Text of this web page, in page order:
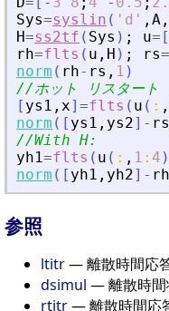
Sys=syslin ( ' d ' , A ,
H=ss2tf ( Sys ) ; u= [
rh=flts ( u , H ) ; rs=
norm ( rh- rs , 1 )
//ホット リスタート
[ ys1 , x] =flts ( u ( : ,
norm ( [ ys1 , ys2] - rs
//With H:
yh1=flts ( u ( : , 1 : 4 )
norm ( [ yh1 , yh2] - rh
参照
ltitr— 離散時間応
dsimul — 離散時間
rtitr— 離散時間応